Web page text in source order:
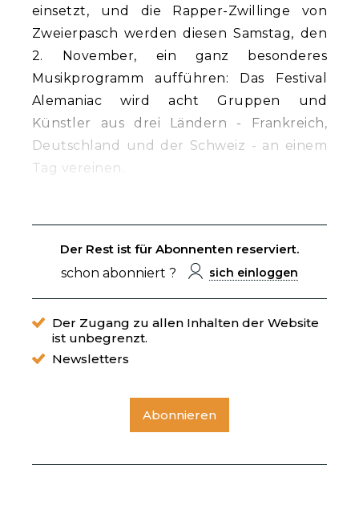
einsetzt, und die Rapper-Zwillinge von
Zweierpasch werden diesen Samstag, den
2. November, ein ganz besonderes
Musikprogramm aufführen: Das Festival
Alemaniac wird acht Gruppen und
Künstler aus drei Ländern - Frankreich,
Deutschland und der Schweiz - an einem
Tag vereinen.
Der Rest ist für Abonnenten reserviert.
schon abonniert ?
sich einloggen
Der Zugang zu allen Inhalten der Website
ist unbegrenzt.
Newsletters
Abonnieren